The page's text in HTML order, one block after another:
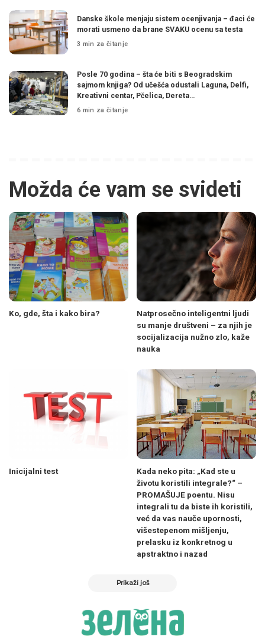
Danske škole menjaju sistem ocenjivanja – đaci će
morati usmeno da brane SVAKU ocenu sa testa
3 min za čitanje
Posle 70 godina – šta će biti s Beogradskim
sajmom knjiga? Od učešća odustali Laguna, Delfi,
Kreativni centar, Pčelica, Dereta…
6 min za čitanje
Možda će vam se svideti
Ko, gde, šta i kako bira?
Natprosečno inteligentni ljudi
su manje društveni – za njih je
socijalizacija nužno zlo, kaže
nauka
Inicijalni test
Kada neko pita: „Kad ste u
životu koristili integrale?“ –
PROMAŠUJE poentu. Nisu
integrali tu da biste ih koristili,
već da vas nauče upornosti,
višestepenom mišljenju,
prelasku iz konkretnog u
apstraktno i nazad
Prikaži još